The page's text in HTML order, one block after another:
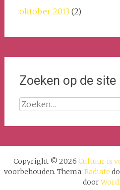
oktober 2013(2)
Zoeken op de site
Zoeken
Copyright © 2026 Cultuur is
voorbehouden. Thema: Radiate
door